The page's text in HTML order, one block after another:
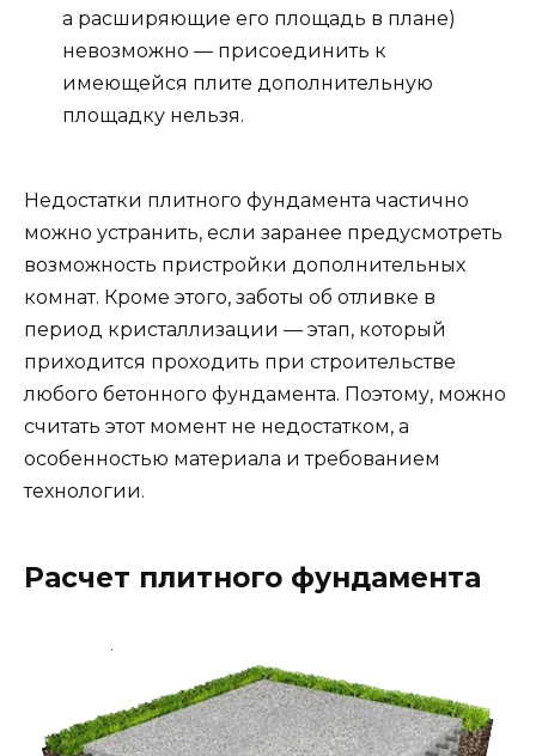
а расширяющие его площадь в плане)
невозможно — присоединить к
имеющейся плите дополнительную
площадку нельзя.
Недостатки плитного фундамента частично
можно устранить, если заранее предусмотреть
возможность пристройки дополнительных
комнат. Кроме этого, заботы об отливке в
период кристаллизации — этап, который
приходится проходить при строительстве
любого бетонного фундамента. Поэтому, можно
считать этот момент не недостатком, а
особенностью материала и требованием
технологии.
Расчет плитного фундамента